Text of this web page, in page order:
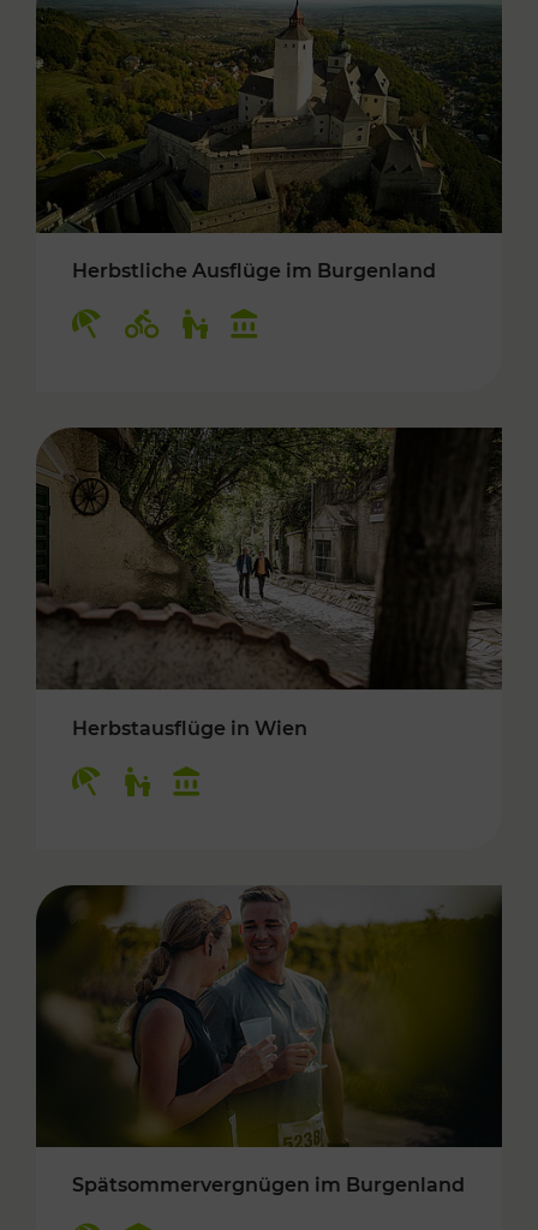
Herbstliche Ausflüge im Burgenland
Herbstausflüge in Wien
Spätsommervergnügen im Burgenland